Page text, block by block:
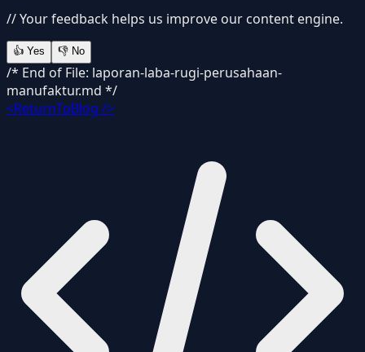
// Your feedback helps us improve our content engine.
👍 Yes 👎 No
/* End of File: laporan-laba-rugi-perusahaan-
manufaktur.md */
<ReturnToBlog />